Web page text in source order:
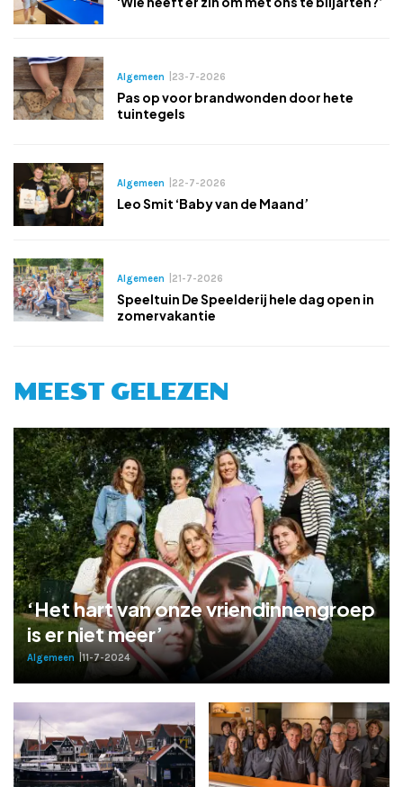
Algemeen 23-7-2026
Pas op voor brandwonden door hete
tuintegels
Algemeen 22-7-2026
Leo Smit ‘Baby van de Maand’
Algemeen 21-7-2026
Speeltuin De Speelderij hele dag open in
zomervakantie
MEEST GELEZEN
Algemeen |11-7-2024
‘Het hart van onze vriendinnengroep
is er niet meer’